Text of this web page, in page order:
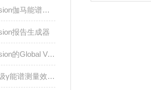
马能谱分析软件
报告生成器
Value生产力套件
测量效率校准软件